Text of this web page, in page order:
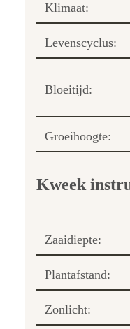
Klimaat:
Levenscyclus:
Bloeitijd:
Groeihoogte:
Kweek
Zaaidiepte:
Plantafstand:
Zonlicht: